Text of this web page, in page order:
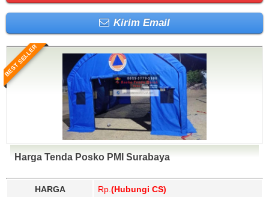
Kirim Email
BEST SELLER
Harga Tenda Posko PMI Surabaya
HARGA Rp. (Hubungi CS)